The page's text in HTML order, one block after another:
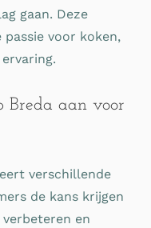
gaan. Deze
voor koken,
Breda aan voor
verschillende
de kans krijgen
en